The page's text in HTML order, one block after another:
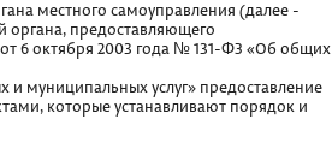
местного самоуправления (далее -
органа, предоставляющего
6 октября 2003 года № 131-ФЗ «Об общих
муниципальных услуг» предоставление
которые устанавливают порядок и